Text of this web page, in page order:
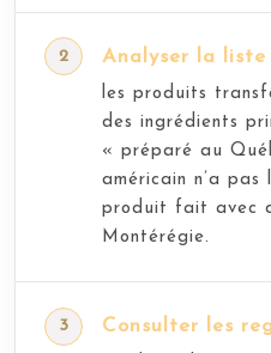
Analyser la liste
les produits
des ingrédients
« préparé au
américain n’a pas
produit fait avec
Montérégie.
Consulter les